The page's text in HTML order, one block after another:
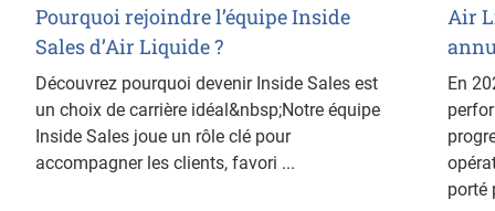
Pourquoi rejoindre l’équipe Inside
Sales d’Air Liquide ?
Découvrez pourquoi devenir Inside Sales est
un choix de carrière idéal&nbsp;Notre équipe
Inside Sales joue un rôle clé pour
accompagner les clients, favori ...
Air
En
porté